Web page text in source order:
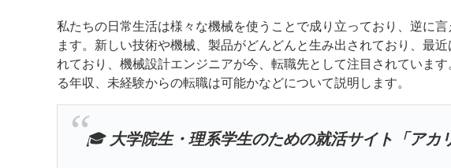
私たちの日常生活は様々な機械を使うことで成り立っており、逆に
ます。新しい技術や機械、製品がどんどんと生み出されており、最
れており、機械設計エンジニアが今、転職先として注目されていま
る年収、未経験からの転職は可能かなどについて説明します。
🎓 大学院生・理系学生のための就活サイト「アカ